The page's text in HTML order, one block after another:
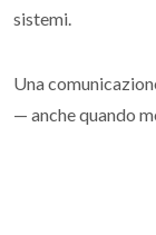
sistemi.
Una
— anche quando